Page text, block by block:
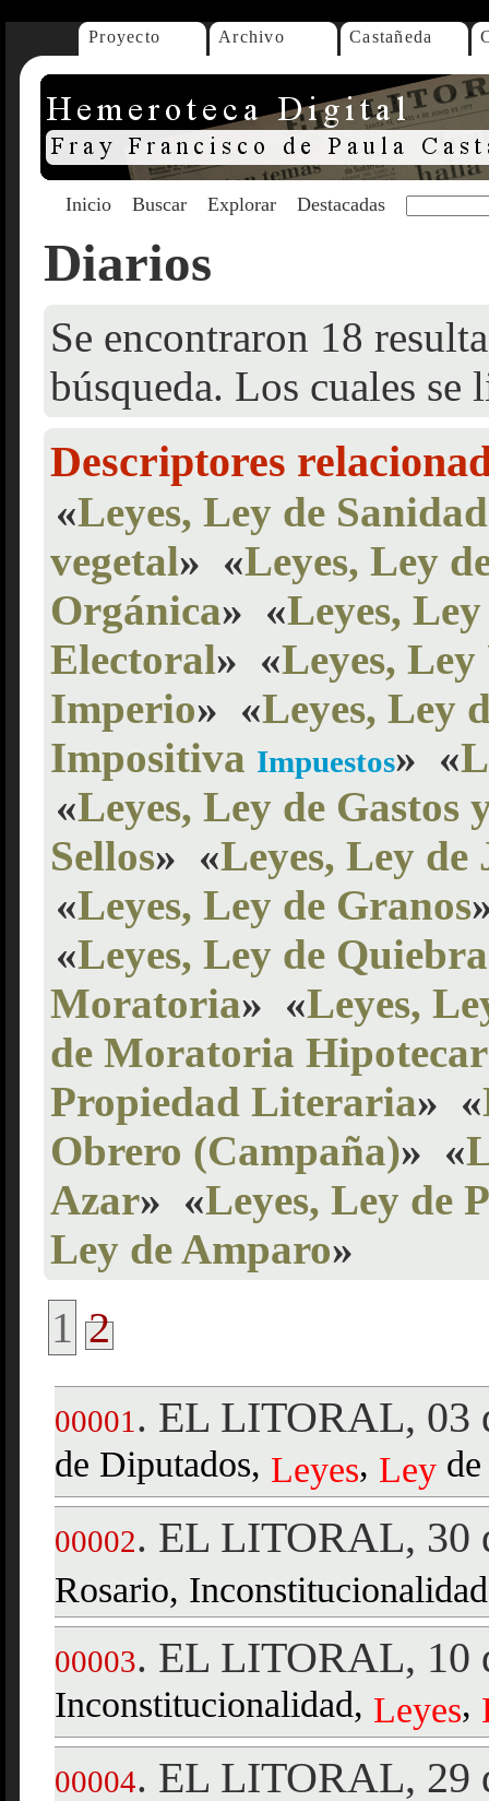
Proyecto Archivo Castañeda
Inicio Buscar Explorar Destacadas
Diarios
Se encontraron 18
búsqueda. Los cuales se
Descriptores
«Leyes, Ley de Sanidad
vegetal» «Leyes, Ley
Orgánica» «Leyes,
Electoral» «Leyes,
Imperio» «Leyes, Ley
Impositiva Impuestos» «
«Leyes, Ley de Gastos
Sellos» «Leyes, Ley de
«Leyes, Ley de Granos
«Leyes, Ley de
Moratoria» «Leyes,
de Moratoria
Propiedad Literaria» «
Obrero (Campaña)» «
Azar» «Leyes, Ley de
Ley de Amparo»
1 2
00001 . EL LITORAL, 03
de Diputados, Leyes, Ley
00002. EL LITORAL, 30
Rosario,
00003. EL LITORAL, 10
Inconstitucionalidad, Leyes,
00004. EL LITORAL, 29